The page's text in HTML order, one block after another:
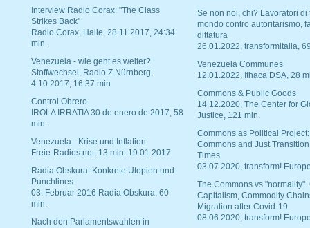
Interview Radio Corax: "The Class
Strikes Back"
Radio Corax, Halle, 28.11.2017, 24:34
min.
Venezuela - wie geht es weiter?
Stoffwechsel, Radio Z Nürnberg,
4.10.2017, 16:37 min
Control Obrero
IROLA IRRATIA 30 de enero de 2017, 58
min.
Venezuela - Krise und Inflation
Freie-Radios.net, 13 min. 19.01.2017
Radia Obskura: Konkrete Utopien und
Punchlines
03. Februar 2016 Radia Obskura, 60
min.
Nach den Parlamentswahlen in
Se non noi, chi? Lavoratori di
mondo contro autoritarismo,
dittatura
26.01.2022, transformitalia,
Venezuela Communes
12.01.2022, Ithaca DSA, 28
Commons & Public Goods
14.12.2020, The Center for
Justice, 121 min.
Commons as Political Project:
Commons and Just
Times
03.07.2020, transform!
The Commons vs "normality".
Capitalism, Commodity
Migration after Covid-19
08.06.2020, transform!